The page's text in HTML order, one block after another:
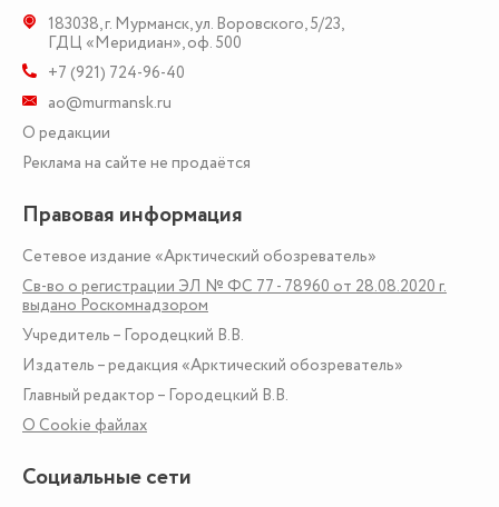
183038,г. Мурманск,ул. Воровского, 5/23,
ГДЦ «Меридиан», оф. 500
+7 (921) 724-96-40
ao@murmansk.ru
О редакции
Реклама на сайте не продаётся
Правовая информация
Сетевое издание «Арктический обозреватель»
Св-во о регистрации ЭЛ № ФС 77 - 78960 от 28.08.2020 г.
выдано Роскомнадзором
Учредитель – Городецкий В.В.
Издатель – редакция «Арктический обозреватель»
Главный редактор – Городецкий В.В.
О Сookie файлах
Социальные сети